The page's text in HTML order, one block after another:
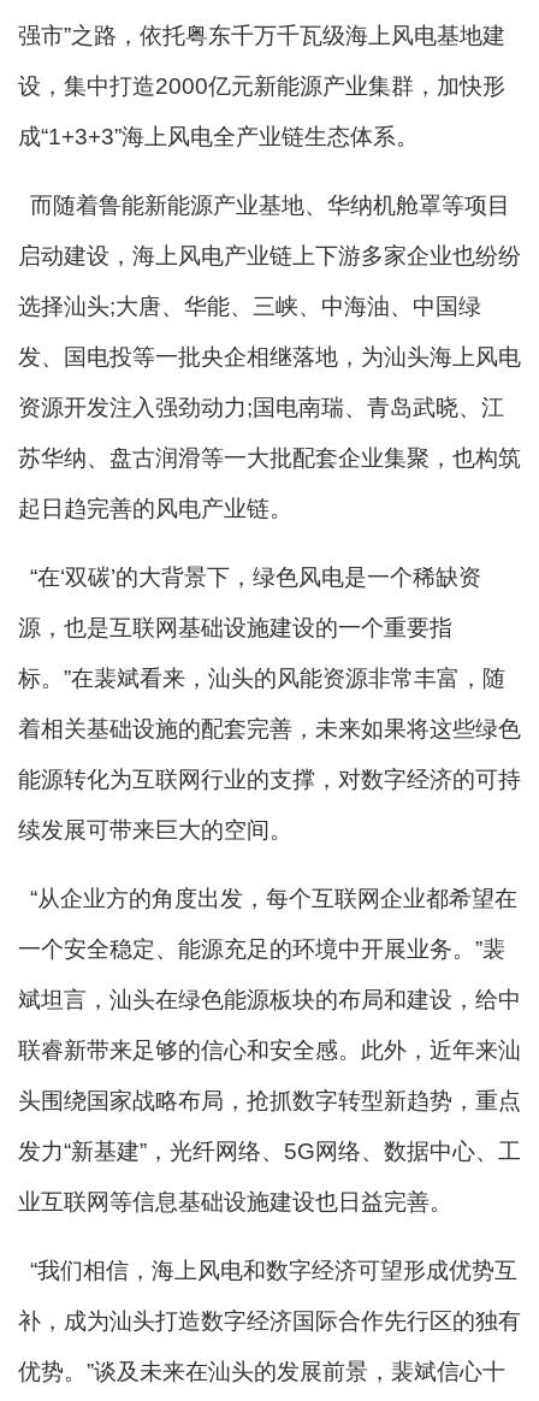
强市”之路，依托粤东千万千瓦级海上风电基地建
设，集中打造2000亿元新能源产业集群，加快形
成“1+3+3”海上风电全产业链生态体系。
而随着鲁能新能源产业基地、华纳机舱罩等项目
启动建设，海上风电产业链上下游多家企业也纷纷
选择汕头;大唐、华能、三峡、中海油、中国绿
发、国电投等一批央企相继落地，为汕头海上风电
资源开发注入强劲动力;国电南瑞、青岛武晓、江
苏华纳、盘古润滑等一大批配套企业集聚，也构筑
起日趋完善的风电产业链。
“在‘双碳’的大背景下，绿色风电是一个稀缺资
源，也是互联网基础设施建设的一个重要指
标。”在裴斌看来，汕头的风能资源非常丰富，随
着相关基础设施的配套完善，未来如果将这些绿色
能源转化为互联网行业的支撑，对数字经济的可持
续发展可带来巨大的空间。
“从企业方的角度出发，每个互联网企业都希望在
一个安全稳定、能源充足的环境中开展业务。”裴
斌坦言，汕头在绿色能源板块的布局和建设，给中
联睿新带来足够的信心和安全感。此外，近年来汕
头围绕国家战略布局，抢抓数字转型新趋势，重点
发力“新基建”，光纤网络、5G网络、数据中心、工
业互联网等信息基础设施建设也日益完善。
“我们相信，海上风电和数字经济可望形成优势互
补，成为汕头打造数字经济国际合作先行区的独有
优势。”谈及未来在汕头的发展前景，裴斌信心十